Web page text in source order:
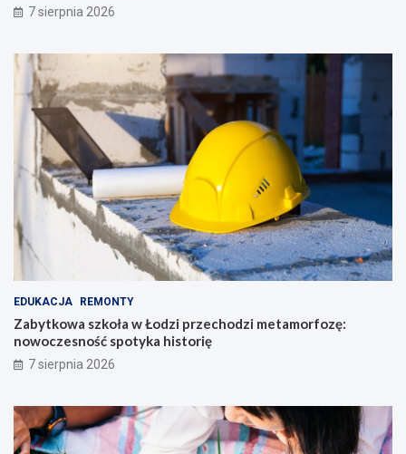
7 sierpnia 2026
EDUKACJA REMONTY
Zabytkowa szkoła w Łodzi przechodzi metamorfozę:
nowoczesność spotyka historię
7 sierpnia 2026